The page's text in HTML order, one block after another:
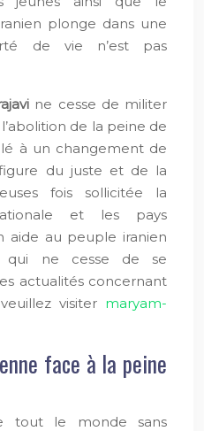
plonge dans une
de vie n’est pas
ne cesse de militer
de la peine de
à un changement de
du juste et de la
fois sollicitée la
et les pays
aide au peuple iranien
qui ne cesse de se
actualités concernant
visiter maryam-
face à la peine
tout le monde sans